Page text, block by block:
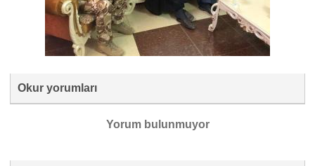
Okur yorumları
Yorum bulunmuyor